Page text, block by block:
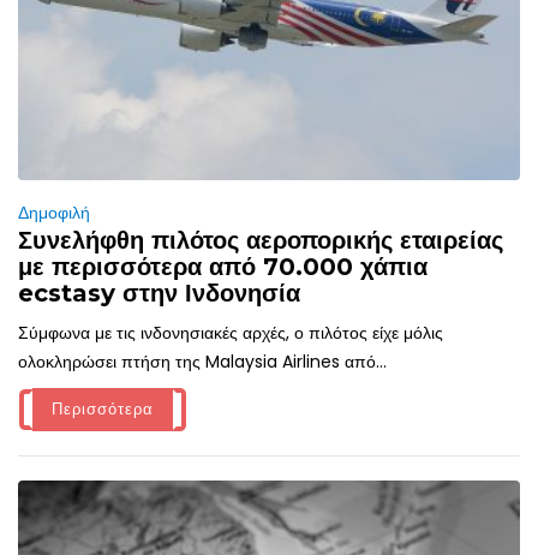
Δημοφιλή
Συνελήφθη πιλότος αεροπορικής εταιρείας
με περισσότερα από 70.000 χάπια
ecstasy στην Ινδονησία
Σύμφωνα με τις ινδονησιακές αρχές, ο πιλότος είχε μόλις
ολοκληρώσει πτήση της Malaysia Airlines από...
Περισσότερα